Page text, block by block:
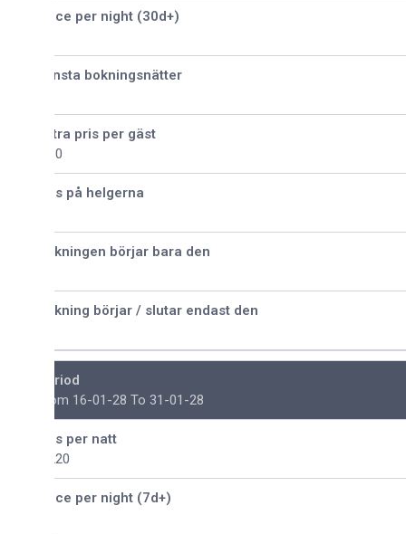
per night (30d+)
bokningsnätter
pris per gäst
på helgerna
börjar bara den
börjar / slutar endast den
16-01-28 To 31-01-28
per natt
per night (7d+)